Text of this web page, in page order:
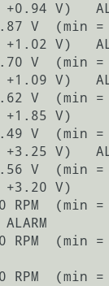
V)
V  (min =
V)
V  (min =
V)
V  (min =
+1.85 V)
V  (min =
V)
V  (min =
+3.20 V)
(min =
(min =
(min =